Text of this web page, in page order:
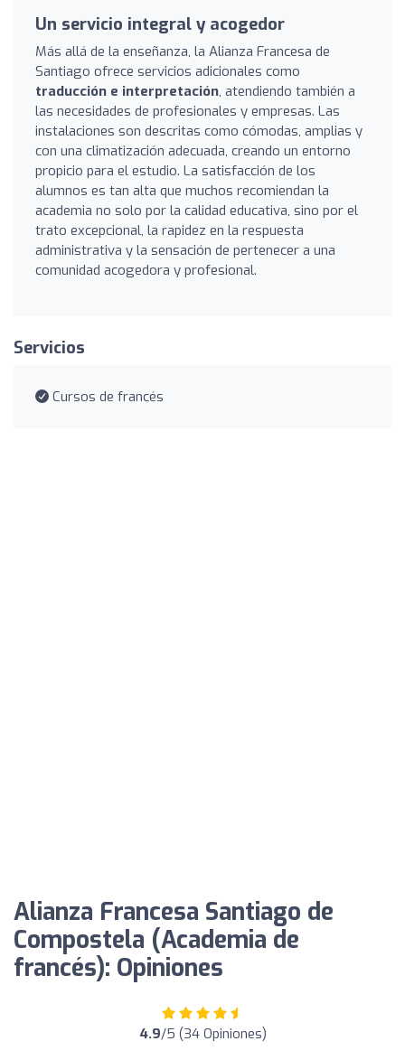
Un servicio integral y acogedor
Más allá de la enseñanza, la Alianza Francesa de
Santiago ofrece servicios adicionales como
traducción e interpretación, atendiendo también a
las necesidades de profesionales y empresas. Las
instalaciones son descritas como cómodas, amplias y
con una climatización adecuada, creando un entorno
propicio para el estudio. La satisfacción de los
alumnos es tan alta que muchos recomiendan la
academia no solo por la calidad educativa, sino por el
trato excepcional, la rapidez en la respuesta
administrativa y la sensación de pertenecer a una
comunidad acogedora y profesional.
Servicios
Cursos de francés
Alianza Francesa Santiago de
Compostela (Academia de
francés): Opiniones
4.9/5 (34 Opiniones)